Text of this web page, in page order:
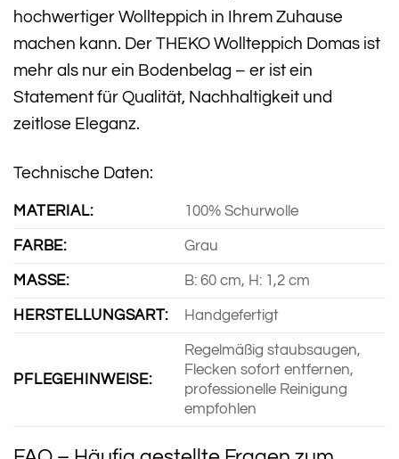
hochwertiger Wollteppich in Ihrem Zuhause
machen kann. Der THEKO Wollteppich Domas ist
mehr als nur ein Bodenbelag – er ist ein
Statement für Qualität, Nachhaltigkeit und
zeitlose Eleganz.
Technische Daten:
MATERIAL: 100% Schurwolle
FARBE: Grau
MASSE: B: 60 cm, H: 1,2 cm
HERSTELLUNGSART: Handgefertigt
PFLEGEHINWEISE:
Regelmäßig staubsaugen,
Flecken sofort entfernen,
professionelle Reinigung
empfohlen